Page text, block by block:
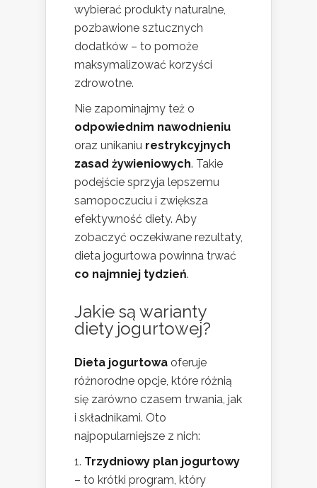
wybierać produkty naturalne,
pozbawione sztucznych
dodatków – to pomoże
maksymalizować korzyści
zdrowotne.
Nie zapominajmy też o
odpowiednim nawodnieniu
oraz unikaniu restrykcyjnych
zasad żywieniowych. Takie
podejście sprzyja lepszemu
samopoczuciu i zwiększa
efektywność diety. Aby
zobaczyć oczekiwane rezultaty,
dieta jogurtowa powinna trwać
co najmniej tydzień.
Jakie są warianty
diety jogurtowej?
Dieta jogurtowa oferuje
różnorodne opcje, które różnią
się zarówno czasem trwania, jak
i składnikami. Oto
najpopularniejsze z nich:
Trzydniowy plan jogurtowy
– to krótki program, który